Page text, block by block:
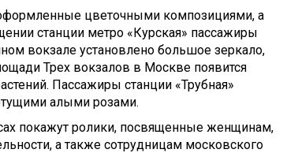
цветочными композициями, а
станции метро «Курская» пассажиры
вокзале установлено большое зеркало,
Трех вокзалов в Москве появится
Пассажиры станции «Трубная»
алыми розами.
покажут ролики, посвященные женщинам,
а также сотрудницам московского